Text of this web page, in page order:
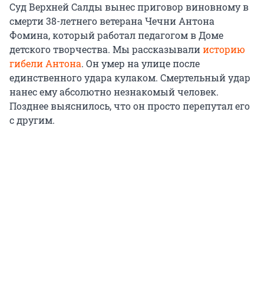
Суд Верхней Салды вынес приговор виновному в
смерти 38-летнего ветерана Чечни Антона
Фомина, который работал педагогом в Доме
детского творчества. Мы рассказывалиисторию
гибели Антона. Он умер на улице после
единственного удара кулаком. Смертельный удар
нанес ему абсолютно незнакомый человек.
Позднее выяснилось, что он просто перепутал его
с другим.